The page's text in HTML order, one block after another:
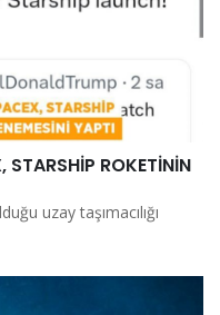
STARSHİP ROKETİNİN
uzay taşımacılığı